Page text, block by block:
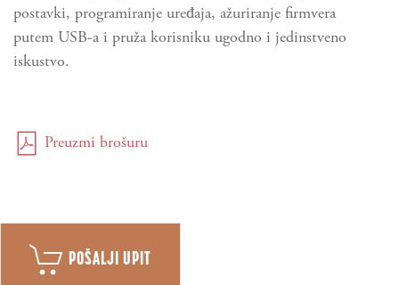
postavki, programiranje uređaja, ažuriranje firmvera
putem USB-a i pruža korisniku ugodno i jedinstveno
iskustvo.
Preuzmi brošuru
POŠALJI UPIT